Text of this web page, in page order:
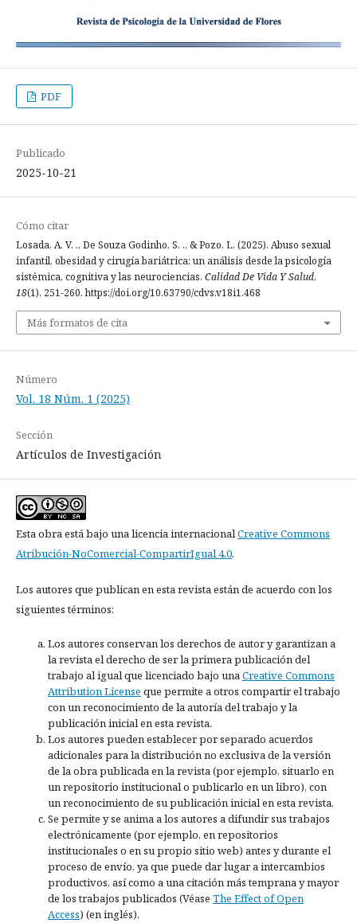
PDF
Publicado
2025-10-21
Cómo citar
Losada, A. V. ., De Souza Godinho, S. ., & Pozo, L. (2025). Abuso sexual
infantil, obesidad y cirugía bariátrica: un análisis desde la psicología
sistémica, cognitiva y las neurociencias. Calidad De Vida Y Salud,
18(1), 251-260. https://doi.org/10.63790/cdvs.v18i1.468
Más formatos de cita
Número
Vol. 18 Núm. 1 (2025)
Sección
Artículos de Investigación
Esta obra está bajo una licencia internacionalCreative Commons
Atribución-NoComercial-CompartirIgual 4.0.
Los autores que publican en esta revista están de acuerdo con los
siguientes términos:
Los autores conservan los derechos de autor y garantizan a
la revista el derecho de ser la primera publicación del
trabajo al igual que licenciado bajo unaCreative Commons
Attribution License que permite a otros compartir el trabajo
con un reconocimiento de la autoría del trabajo y la
publicación inicial en esta revista.
Los autores pueden establecer por separado acuerdos
adicionales para la distribución no exclusiva de la versión
de la obra publicada en la revista (por ejemplo, situarlo en
un repositorio institucional o publicarlo en un libro), con
un reconocimiento de su publicación inicial en esta revista.
Se permite y se anima a los autores a difundir sus trabajos
electrónicamente (por ejemplo, en repositorios
institucionales o en su propio sitio web) antes y durante el
proceso de envío, ya que puede dar lugar a intercambios
productivos, así como a una citación más temprana y mayor
de los trabajos publicados (Véase The Effect of Open
Access) (en inglés).